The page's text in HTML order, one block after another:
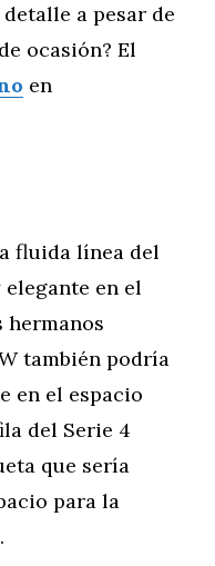
a pesar de
ocasión? El
en
fluida línea del
en el
también podría
en el espacio
del Serie 4
que sería
para la